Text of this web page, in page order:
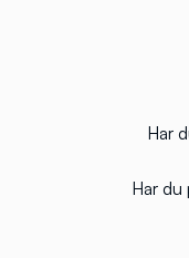
Har
Har du